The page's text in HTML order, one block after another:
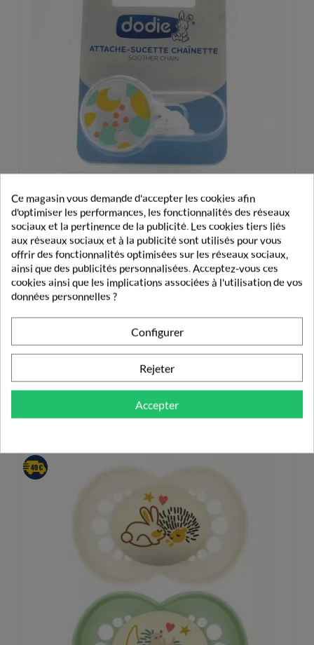
Dodie Attache-Sucette Chaînette
5,49 €
PRODUITS DE LA MÊME CATÉGORIE
SUCETTE
Ce magasin vous demande d'accepter les cookies afin
d'optimiser les performances, les fonctionnalités des réseaux
sociaux et la pertinence de la publicité. Les cookies tiers liés
aux réseaux sociaux et à la publicité sont utilisés pour vous
offrir des fonctionnalités optimisées sur les réseaux sociaux,
ainsi que des publicités personnalisées. Acceptez-vous ces
cookies ainsi que les implications associées à l'utilisation de vos
données personnelles ?
Configurer
Rejeter
Accepter